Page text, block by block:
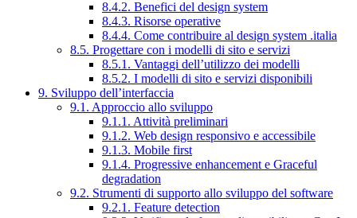
8.4.2. Benefici del design system
8.4.3. Risorse operative
8.4.4. Come contribuire al design system .italia
8.5. Progettare con i modelli di sito e servizi
8.5.1. Vantaggi dell’utilizzo dei modelli
8.5.2. I modelli di sito e servizi disponibili
9. Sviluppo dell’interfaccia
9.1. Approccio allo sviluppo
9.1.1. Attività preliminari
9.1.2. Web design responsivo e accessibile
9.1.3. Mobile first
9.1.4. Progressive enhancement e Graceful
degradation
9.2. Strumenti di supporto allo sviluppo del software
9.2.1. Feature detection